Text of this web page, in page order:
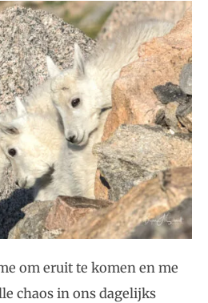
om eruit te komen en me
chaos in ons dagelijks